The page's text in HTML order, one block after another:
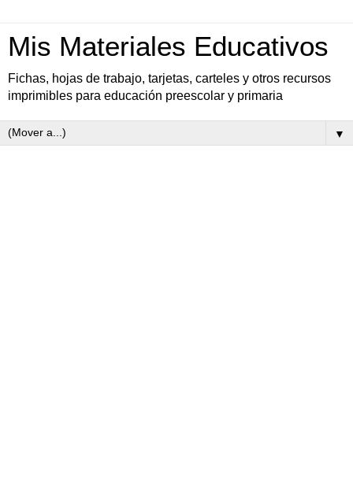
Mis Materiales Educativos
Fichas, hojas de trabajo, tarjetas, carteles y otros recursos
imprimibles para educación preescolar y primaria
▼